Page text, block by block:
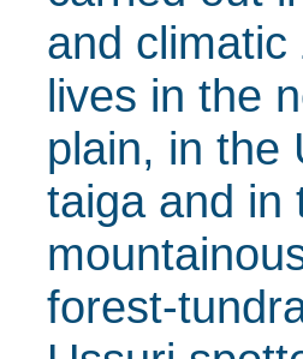
and
lives in the
plain, in the
taiga and in
forest-